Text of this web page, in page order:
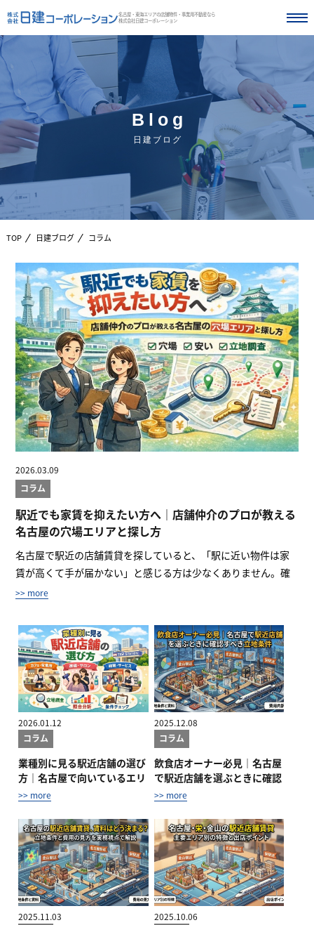
名古屋・東海エリアの店舗物件・事業用不動産なら
株式会社日建コーポレーション
Blog
日建ブログ
TOP 日建ブログ コラム
2026.03.09
コラム
駅近でも家賃を抑えたい方へ｜店舗仲介のプロが教える
名古屋の穴場エリアと探し方
名古屋で駅近の店舗賃貸を探していると、「駅に近い物件は家
賃が高くて手が届かない」と感じる方は少なくありません。確
かに、主...
>> more
2026.01.12
コラム
業種別に見る駅近店舗の選び
方｜名古屋で向いているエリ
ア・向か...
>> more
2025.12.08
コラム
飲食店オーナー必見｜名古屋
で駅近店舗を選ぶときに確認
すべき立...
>> more
2025.11.03
2025.10.06